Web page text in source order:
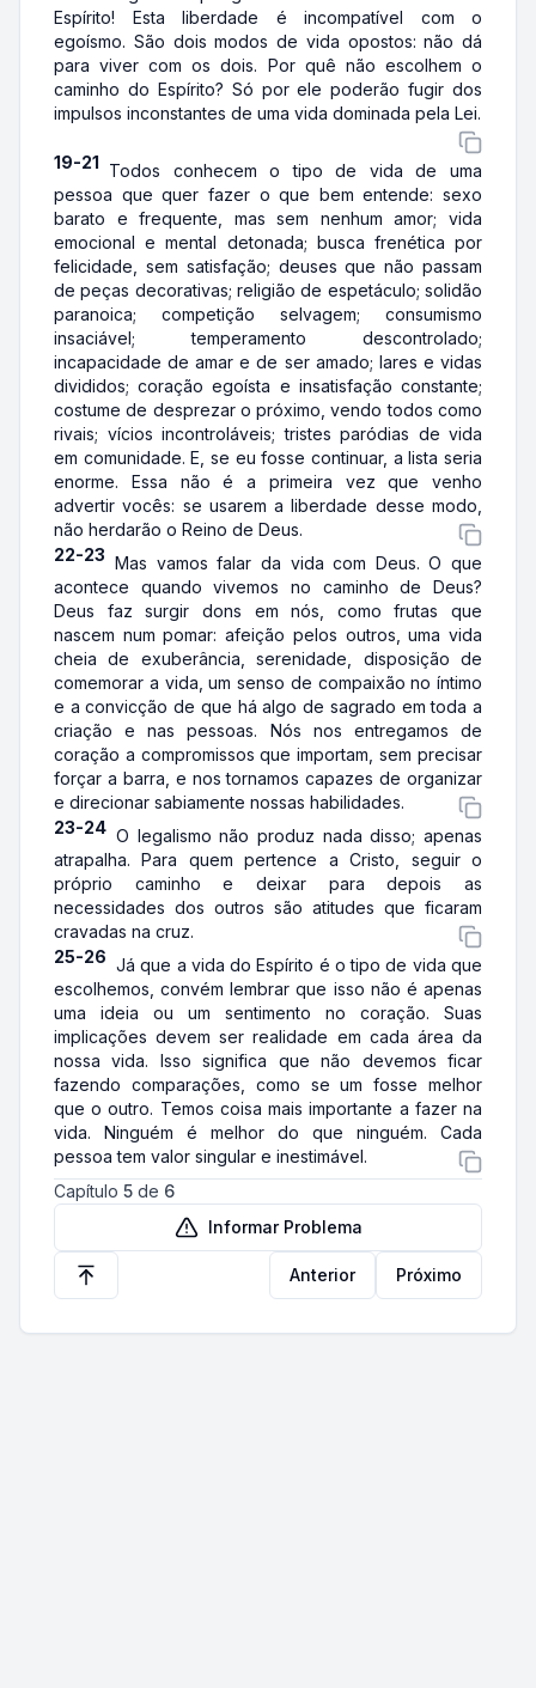
Espírito! Esta liberdade é incompatível com o
egoísmo. São dois modos de vida opostos: não dá
para viver com os dois. Por quê não escolhem o
caminho do Espírito? Só por ele poderão fugir dos
impulsos inconstantes de uma vida dominada pela Lei.
19-21 Todos conhecem o tipo de vida de uma
pessoa que quer fazer o que bem entende: sexo
barato e frequente, mas sem nenhum amor; vida
emocional e mental detonada; busca frenética por
felicidade, sem satisfação; deuses que não passam
de peças decorativas; religião de espetáculo; solidão
paranoica; competição selvagem; consumismo
insaciável; temperamento descontrolado;
incapacidade de amar e de ser amado; lares e vidas
divididos; coração egoísta e insatisfação constante;
costume de desprezar o próximo, vendo todos como
rivais; vícios incontroláveis; tristes paródias de vida
em comunidade. E, se eu fosse continuar, a lista seria
enorme. Essa não é a primeira vez que venho
advertir vocês: se usarem a liberdade desse modo,
não herdarão o Reino de Deus.
22-23 Mas vamos falar da vida com Deus. O que
acontece quando vivemos no caminho de Deus?
Deus faz surgir dons em nós, como frutas que
nascem num pomar: afeição pelos outros, uma vida
cheia de exuberância, serenidade, disposição de
comemorar a vida, um senso de compaixão no íntimo
e a convicção de que há algo de sagrado em toda a
criação e nas pessoas. Nós nos entregamos de
coração a compromissos que importam, sem precisar
forçar a barra, e nos tornamos capazes de organizar
e direcionar sabiamente nossas habilidades.
23-24 O legalismo não produz nada disso; apenas
atrapalha. Para quem pertence a Cristo, seguir o
próprio caminho e deixar para depois as
necessidades dos outros são atitudes que ficaram
cravadas na cruz.
25-26 Já que a vida do Espírito é o tipo de vida que
escolhemos, convém lembrar que isso não é apenas
uma ideia ou um sentimento no coração. Suas
implicações devem ser realidade em cada área da
nossa vida. Isso significa que não devemos ficar
fazendo comparações, como se um fosse melhor
que o outro. Temos coisa mais importante a fazer na
vida. Ninguém é melhor do que ninguém. Cada
pessoa tem valor singular e inestimável.
Capítulo 5 de 6
Informar Problema
Anterior Próximo